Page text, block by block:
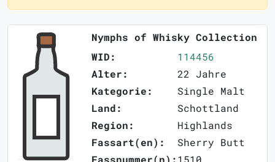
Nymphs of Whisky Collection
WID:
114456
Alter:
22 Jahre
Kategorie:
Single Malt
Land:
Schottland
Region:
Highlands
Fassart(en):
Sherry Butt
Fassnummer(n):1510